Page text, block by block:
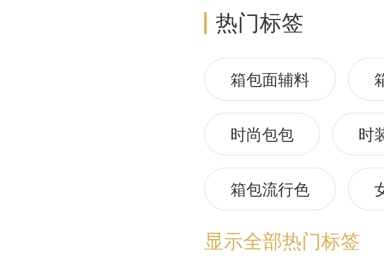
热门标签
箱包面辅料
时尚包包 时
箱包流行色
箱包流行趋势预测
显示全部热门标签